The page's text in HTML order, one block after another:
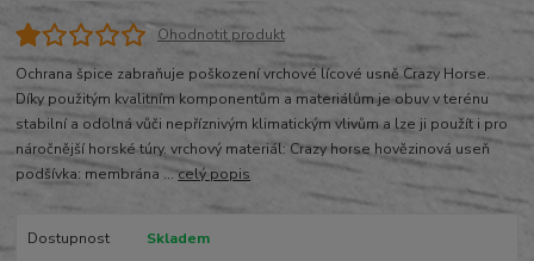
Ohodnotit produkt
Ochrana špice zabraňuje poškození vrchové lícové usně Crazy Horse.
Díky použitým kvalitním komponentům a materiálům je obuv v terénu
stabilní a odolná vůči nepříznivým klimatickým vlivům a lze ji použít i pro
náročnější horské túry. vrchový materiál: Crazy horse hovězinová useň
podšívka: membrána ...celý popis
Dostupnost
Skladem